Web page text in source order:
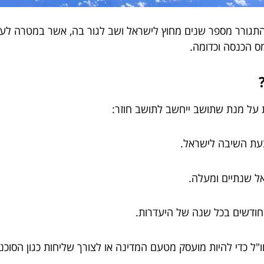
מספר שנים מחוץ לישראל ושב לגור בה, אשר במטרה
הכנסה וכדומה.
מנת שתושב ייחשב לתושב חוזר:
השיבה לישראל.
שנתיים ומעלה.
להיות מועסק מטעם המדינה או לצורך שליחות כגון